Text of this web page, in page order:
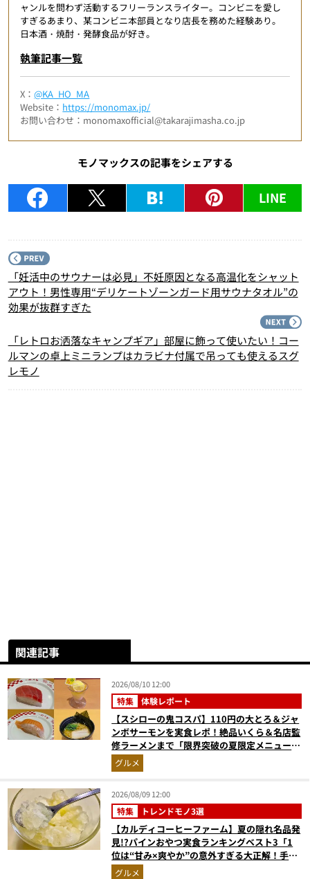
ャンルを問わず活動するフリーランスライター。コンビニを愛し
すぎるあまり、某コンビニ本部員となり店長を務めた経験あり。
日本酒・焼酎・発酵食品が好き。
執筆記事一覧
X：@KA_HO_MA
Website： https://monomax.jp/
お問い合わせ：monomaxofficial@takarajimasha.co.jp
モノマックスの記事をシェアする
LINE
「妊活中のサウナーは必見」不妊原因となる高温化をシャット
アウト！男性専用“デリケートゾーンガード用サウナタオル”の
効果が抜群すぎた
「レトロお洒落なキャンプギア」部屋に飾って使いたい！コー
ルマンの卓上ミニランプはカラビナ付属で吊っても使えるスグ
レモノ
関連記事
2026/08/10 12:00
特集 体験レポート
【スシローの鬼コスパ】110円の大とろ＆ジャ
ンボサーモンを実食レポ！絶品いくら＆名店監
修ラーメンまで「限界突破の夏限定メニュー」
12品
グルメ
2026/08/09 12:00
特集 トレンドモノ3選
【カルディコーヒーファーム】夏の隠れ名品発
見!?パインおやつ実食ランキングベスト3「1
位は“甘み×爽やか”の意外すぎる大正解！手が
止まらない『かりんとう』」
グルメ